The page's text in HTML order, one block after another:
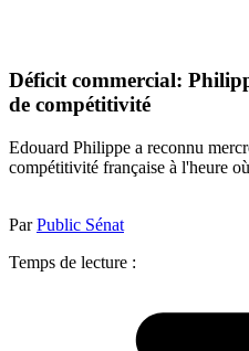
Déficit commercial:
de compétitivité
Edouard Philippe a reconnu
compétitivité française à l'heure
ParPublic Sénat
Temps de lecture :